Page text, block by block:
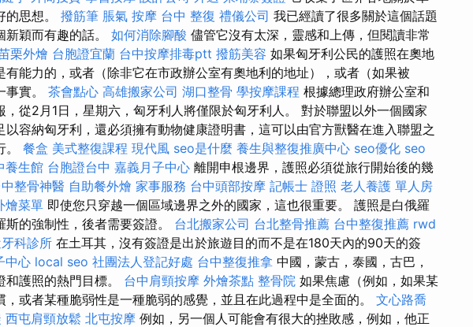
思想。 撥筋筆 脹氣 按摩 台中 整復 禮儀公司 我已經讀了很多關於這個話題
穎而有趣的話。 如何消除腳酸 儘管它沒有太深，靈感和上傳，但閱讀非常
栗外燴 台胞證宜蘭 台中按摩排毒ptt 撥筋美容 如果匈牙利公民的護照在奧地
能力的，或者（除非它在市政辦公室有奧地利的地址），或者（如果被
實。 茶會點心 高雄搬家公司 湖口整骨 學按摩課程 根據總理政府辦公室和
從2月1日，星期六，匈牙利人將僅限於匈牙利人。 對於聯盟以外一個國家
以容納匈牙利，還必須擁有動物健康證明書，這可以由官方獸醫在進入聯盟之
餐盒 美式整復課程 現代風 seo是什麼 養生與整復推廣中心 seo優化 seo
養生館 台胞證台中 嘉義月子中心 離開申根邊界，護照必須從旅行開始後的幾
整骨神醫 自助餐外燴 家事服務 台中頭部按摩 記帳士 證照 老人養護 單人房
燴菜單 即使您只穿越一個區域邊界之外的國家，這也很重要。 護照是白俄羅
的強制性，後者需要簽證。 台北搬家公司 台北整骨推薦 台中整復推薦 rwd
科診所 在土耳其，沒有簽證是出於旅遊目的而不是在180天內的90天的簽
中心 local seo 社團法人登記好處 台中整復推拿 中國，蒙古，泰國，古巴，
護照的熱門目標。 台中肩頸按摩 外燴茶點 整骨院 如果焦慮（例如，如果某
，或者某種脆弱性是一種脆弱的感覺，並且在此過程中是全面的。 文心路喬
西屯肩頸放鬆 北屯按摩 例如，另一個人可能會有很大的挫敗感，例如，他正